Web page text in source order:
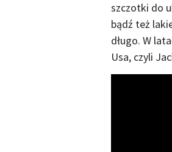
szczotki do
bądź też
długo. W
Usa, czyli